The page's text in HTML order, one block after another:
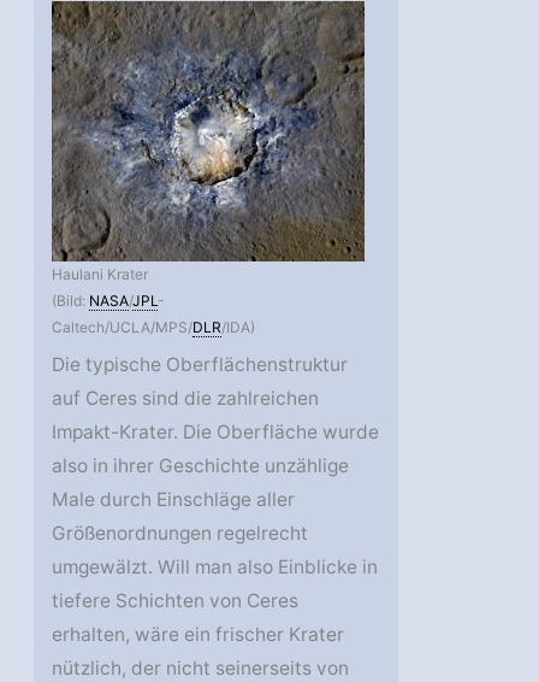
Haulani Krater
(Bild: NASA/JPL-
Caltech/UCLA/MPS/DLR/IDA)
Die typische Oberflächenstruktur
auf Ceres sind die zahlreichen
Impakt-Krater. Die Oberfläche wurde
also in ihrer Geschichte unzählige
Male durch Einschläge aller
Größenordnungen regelrecht
umgewälzt. Will man also Einblicke in
tiefere Schichten von Ceres
erhalten, wäre ein frischer Krater
nützlich, der nicht seinerseits von